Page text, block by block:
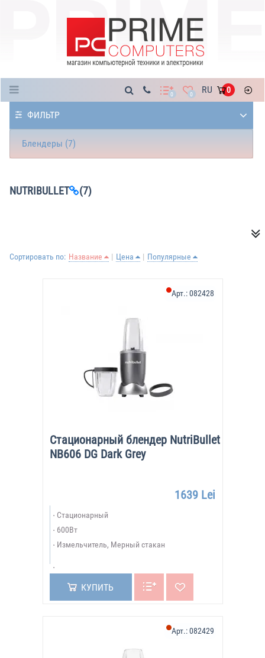
0 0 RU 0
ФИЛЬТР
Блендеры (7)
NUTRIBULLET (7)
Сортировать по: Название Цена Популярные
Стационарный блендер NutriBullet
NB606 DG Dark Grey
Арт.:082428
1639 Lei
Стационарный
600Вт
Измельчитель, Мерный стакан
КУПИТЬ
Арт.:082429